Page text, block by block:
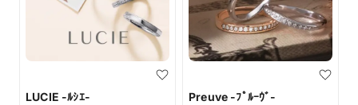
LUCIE -ﾙｼｴ- Preuve -ﾌﾟﾙｰｳﾞ-